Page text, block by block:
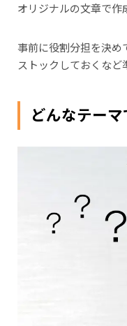
オリジナルの文章で作
事前に役割分担を決め
ストックしておくなど
どんなテー